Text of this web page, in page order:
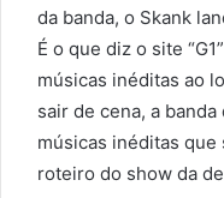
da banda, o Skank
É o que diz o site
músicas inéditas ao
sair de cena, a
músicas inéditas
roteiro do show da